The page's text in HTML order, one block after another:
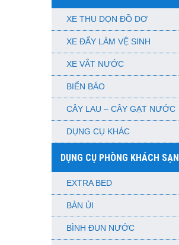
XE THU DỌN ĐỒ DƠ
XE ĐẨY LÀM VỆ SINH
XE VẮT NƯỚC
BIỂN BÁO
CÂY LAU – CÂY GẠT NƯỚC
DỤNG CỤ KHÁC
DỤNG CỤ PHÒNG KHÁCH SẠN
EXTRA BED
BÀN ỦI
BÌNH ĐUN NƯỚC